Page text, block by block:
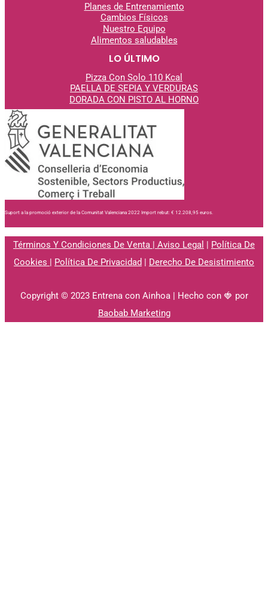
Planes de Entrenamiento
Cambios Físicos
Nuestro Equipo
Alimentos saludables
LO ÚLTIMO
Pizza Con Solo 110 Kcal
PAELLA DE SEPIA Y VERDURAS
DORADA CON PISTO AL HORNO
Suport a la promoció exterior de la Comunitat Valenciana 2022 Import rebut: € 12.208,95 euros.
Términos Y Condiciones De Venta | Aviso Legal | Política De
Cookies | Política De Privacidad | Derecho De Desistimiento
Copyright © 2023 Entrena con Ainhoa | Hecho con 🍓 por
Baobab Marketing